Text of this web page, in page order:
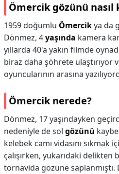
Ömercik gözünü nasıl
1959 doğumlu Ömercikya da
Dönmez, 4yaşında kamera
yıllarda 40'a yakın filmde
biraz daha şöhrete ulaştırıyor
oyuncularının arasına
Ömercik nerede?
Dönmez, 17 yaşındayken
nedeniyle de sol gözünü
kelebek camı vidasını sıkmak
çalışırken, yukarıdaki delikten
tornavida gözüne